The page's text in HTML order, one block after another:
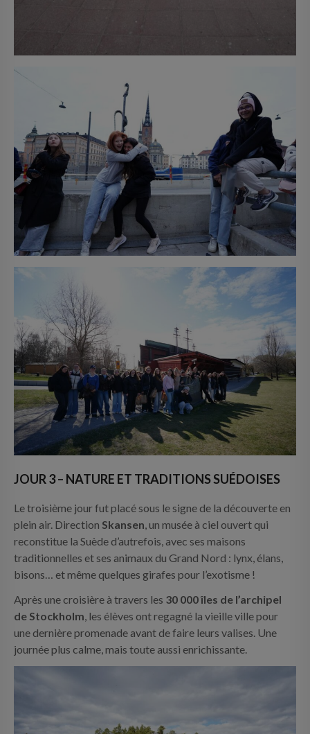
JOUR 3 – NATURE ET TRADITIONS SUÉDOISES
Le troisième jour fut placé sous le signe de la découverte en
plein air. Direction Skansen, un musée à ciel ouvert qui
reconstitue la Suède d’autrefois, avec ses maisons
traditionnelles et ses animaux du Grand Nord : lynx, élans,
bisons… et même quelques girafes pour l’exotisme !
Après une croisière à travers les 30 000 îles de l’archipel
de Stockholm, les élèves ont regagné la vieille ville pour
une dernière promenade avant de faire leurs valises. Une
journée plus calme, mais toute aussi enrichissante.